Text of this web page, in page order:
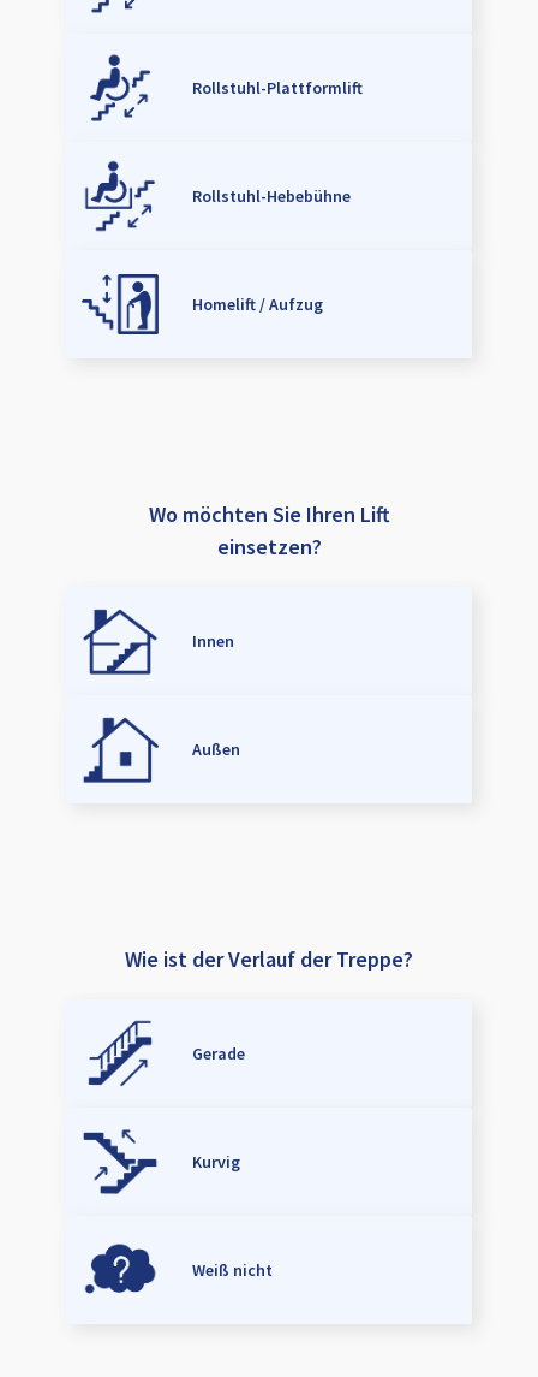
Rollstuhl-Plattformlift
Rollstuhl-Hebebühne
Homelift / Aufzug
Wo möchten Sie Ihren Lift
einsetzen?
Innen
Außen
Wie ist der Verlauf der Treppe?
Gerade
Kurvig
Weiß nicht